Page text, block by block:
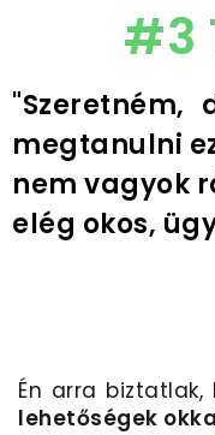
#3
megtanulni
nem vagyok
elég okos,
Én arra biztatlak,
lehetőségek